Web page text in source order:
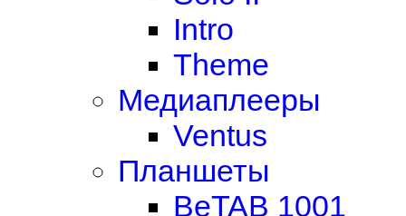
Intro
Theme
Медиаплееры
Ventus
Планшеты
BeTAB 1001